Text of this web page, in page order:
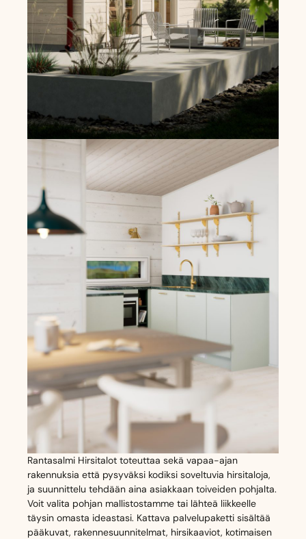
Rantasalmi Hirsitalot toteuttaa sekä vapaa-ajan
rakennuksia että pysyväksi kodiksi soveltuvia hirsitaloja,
ja suunnittelu tehdään aina asiakkaan toiveiden pohjalta.
Voit valita pohjan mallistostamme tai lähteä liikkeelle
täysin omasta ideastasi. Kattava palvelupaketti sisältää
pääkuvat, rakennesuunnitelmat, hirsikaaviot, kotimaisen